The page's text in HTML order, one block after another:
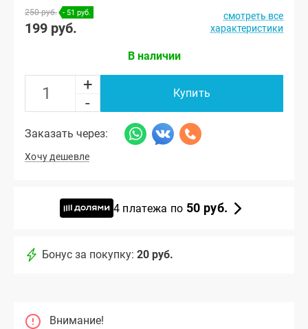
250 руб. - 51 руб.
199 руб.
смотреть все
характеристики
В наличии
+
-
Купить
Заказать через:
Хочу дешевле
4 платежа по 50 руб.
Бонус за покупку: 20 руб.
Внимание!